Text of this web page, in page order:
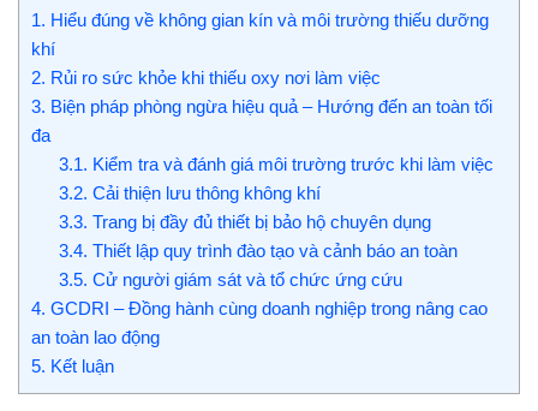
1. Hiểu đúng về không gian kín và môi trường thiếu dưỡng
khí
2. Rủi ro sức khỏe khi thiếu oxy nơi làm việc
3. Biện pháp phòng ngừa hiệu quả – Hướng đến an toàn tối
đa
3.1. Kiểm tra và đánh giá môi trường trước khi làm việc
3.2. Cải thiện lưu thông không khí
3.3. Trang bị đầy đủ thiết bị bảo hộ chuyên dụng
3.4. Thiết lập quy trình đào tạo và cảnh báo an toàn
3.5. Cử người giám sát và tổ chức ứng cứu
4. GCDRI – Đồng hành cùng doanh nghiệp trong nâng cao
an toàn lao động
5. Kết luận